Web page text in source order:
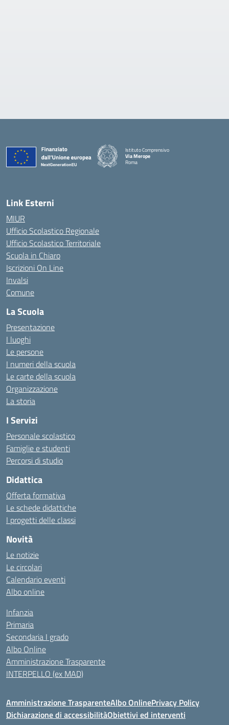
Istituto Comprensivo
Via Merope
Roma
Link Esterni
MIUR
Ufficio Scolastico Regionale
Ufficio Scolastico Territoriale
Scuola in Chiaro
Iscrizioni On Line
Invalsi
Comune
La Scuola
Presentazione
I luoghi
Le persone
I numeri della scuola
Le carte della scuola
Organizzazione
La storia
I Servizi
Personale scolastico
Famiglie e studenti
Percorsi di studio
Didattica
Offerta formativa
Le schede didattiche
I progetti delle classi
Novità
Le notizie
Le circolari
Calendario eventi
Albo online
Infanzia
Primaria
Secondaria I grado
Albo Online
Amministrazione Trasparente
INTERPELLO (ex MAD)
Amministrazione TrasparenteAlbo OnlinePrivacy Policy
Dichiarazione di accessibilitàObiettivi ed interventi